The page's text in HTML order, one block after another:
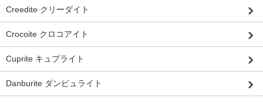
Creedite クリーダイト
Crocoite クロコアイト
Cuprite キュプライト
Danburite ダンビュライト